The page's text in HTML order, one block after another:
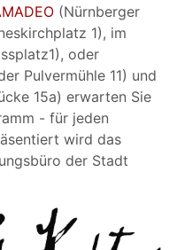
(Nürnberger
1), im
oder
Pulvermühle 11) und
15a) erwarten Sie
- für jeden
wird das
der Stadt